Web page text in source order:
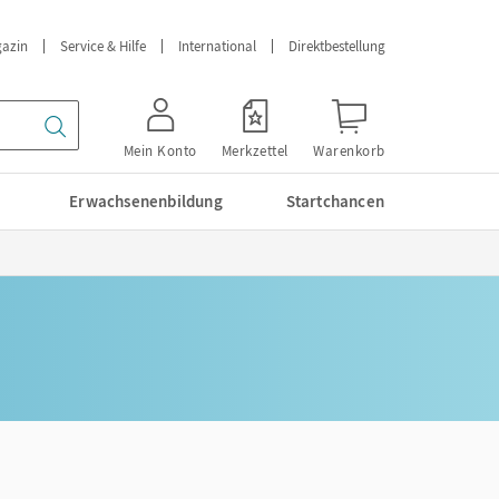
Service & Hilfe International Direktbestellung
Mein Konto Merkzettel Warenkorb
Erwachsenenbildung Startchancen